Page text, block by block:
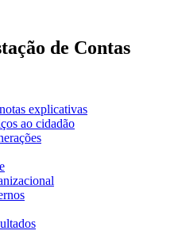
de Contas
explicativas
ao cidadão